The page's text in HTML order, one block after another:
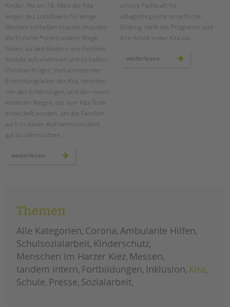
Kinder. Als am 18. März die Kita
wegen des Lockdowns für einige
Wochen schließen musste, mussten
die Erzieher*innen andere Wege
finden, zu den Kindern und Familien
Kontakt aufzunehmen und zu halten.
Christian Krüger, stellvertretender
Einrichtungsleiter der Kita, berichtet
von den Erfahrungen, und den vielen
kreativen Wegen, die vom Kita-Team
entwickelt wurden, um die Familien
auch in dieser Ausnahmesituation
gut zu unterstützen.
weiterlesen
kontakt
im
lockdown
unsere Fachkraft für
alltagsintegrierte sprachliche
Bildung, stellt das Programm und
ihre Arbeit in der Kita vor.
weiterlesen unsere
sprach-
Themen
Alle Kategorien Corona Ambulante Hilfen
Schulsozialarbeit Kinderschutz
Menschen im Harzer Kiez Messen
tandem intern Fortbildungen Inklusion Kita
Schule Presse Sozialarbeit